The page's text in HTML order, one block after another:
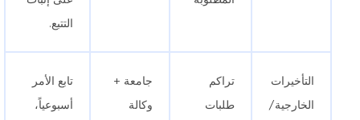
التتبع.
التأخيرات
الخارجية/
تراكم
طلبات
جامعة +
وكالة
تابع الأمر
أسبوعياً،